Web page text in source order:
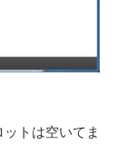
トは空いてま